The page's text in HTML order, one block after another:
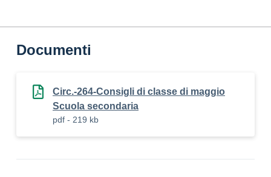
Documenti
Circ.-264-Consigli di classe di maggio
Scuola secondaria
pdf - 219 kb